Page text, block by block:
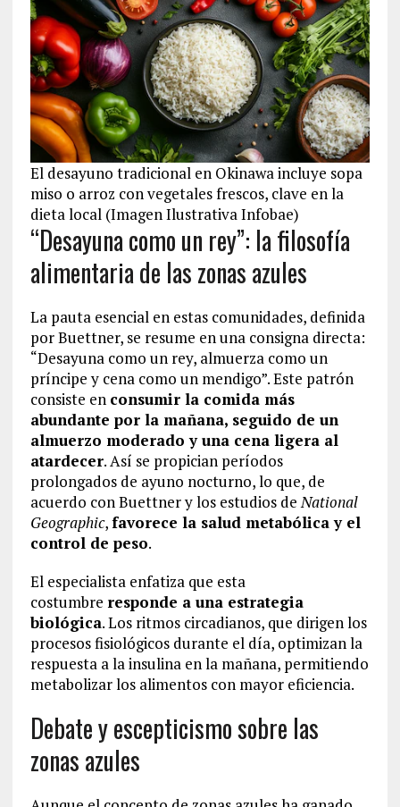
El desayuno tradicional en Okinawa incluye sopa
miso o arroz con vegetales frescos, clave en la
dieta local (Imagen Ilustrativa Infobae)
“Desayuna como un rey”: la filosofía
alimentaria de las zonas azules
La pauta esencial en estas comunidades, definida
por Buettner, se resume en una consigna directa:
“Desayuna como un rey, almuerza como un
príncipe y cena como un mendigo”. Este patrón
consiste en consumir la comida más
abundante por la mañana, seguido de un
almuerzo moderado y una cena ligera al
atardecer. Así se propician períodos
prolongados de ayuno nocturno, lo que, de
acuerdo con Buettner y los estudios deNational
Geographic,favorece la salud metabólica y el
control de peso.
El especialista enfatiza que esta
costumbre responde a una estrategia
biológica. Los ritmos circadianos, que dirigen los
procesos fisiológicos durante el día, optimizan la
respuesta a la insulina en la mañana, permitiendo
metabolizar los alimentos con mayor eficiencia.
Debate y escepticismo sobre las
zonas azules